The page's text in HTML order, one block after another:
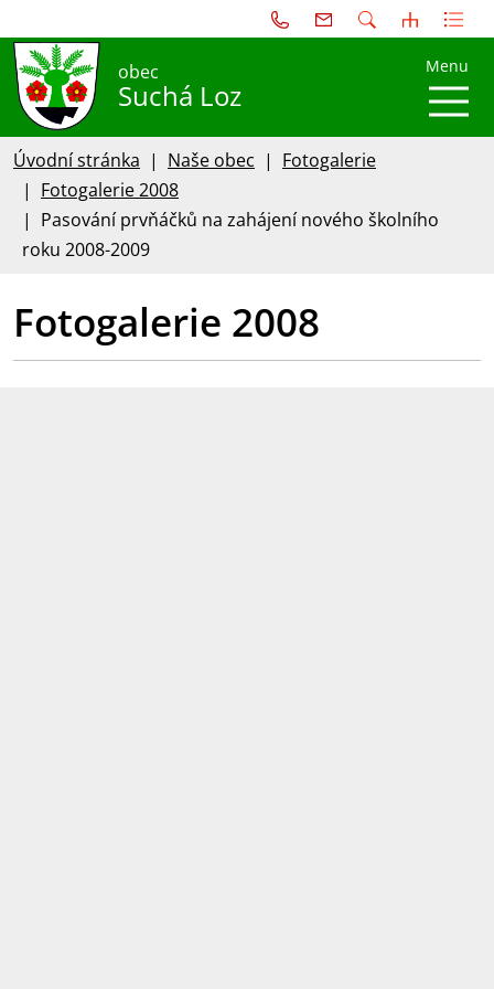
obec
Suchá Loz
Menu
Úvodní stránka Naše obec
Fotogalerie
Fotogalerie 2008
Pasování prvňáčků na zahájení nového školního
roku 2008-2009
Fotogalerie 2008